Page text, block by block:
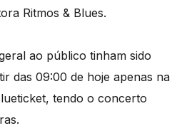
Ritmos & Blues.
ao público tinham sido
das 09:00 de hoje apenas na
tendo o concerto